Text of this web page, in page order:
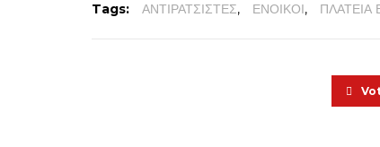
Tags: ΑΝΤΙΡΑΤΣΙΣΤΕΣ, ΕΝΟΙΚΟΙ, ΠΛΑΤΕΙΑ